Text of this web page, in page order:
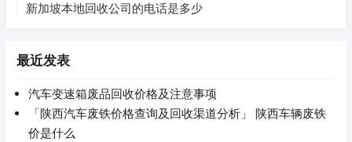
新加坡本地回收公司的电话是多少
最近发表
汽车变速箱废品回收价格及注意事项
「陕西汽车废铁价格查询及回收渠道分析」 陕西车辆废铁
价是什么